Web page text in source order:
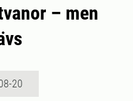
– men
20